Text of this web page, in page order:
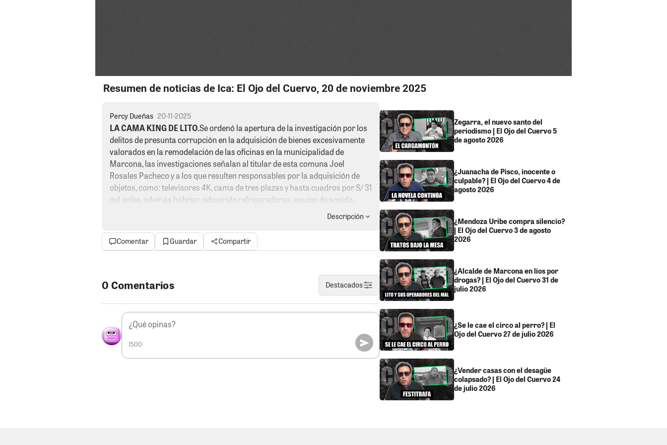
Resumen de noticias de Ica: El Ojo del Cuervo, 20 de noviembre 2025
Percy Dueñas 20-11-2025
LA CAMA KING DE LITO.Se ordenó la apertura de la investigación por los
delitos de presunta corrupción en la adquisición de bienes excesivamente
valorados en la remodelación de las oficinas en la municipalidad de
Marcona, las investigaciones señalan al titular de esta comuna Joel
Rosales Pacheco y a los que resulten responsables por la adquisición de
objetos, como: televisores 4K, cama de tres plazas y hasta cuadros por S/ 31
mil soles, además habrían adquirido refrigeradoras, equipo de sonido,
colchón KING ZISE, basureros con sensor, macetas, sobrevaloradas. En fin
el conchudo protector del ociosologo dueño de la página troll “Marcona
protesta” quería vivir a cuerpo de rey con la plata del estado, ¡qué buena
raza!
Washington Sotelo quien ya estaba en funciones pero aún faltaba este acto
simbólico. El ex consejero Chinchano tiene toda la confianza del
Gobernador a diferencia de su antesora quien le quizo dar golpe de estado
al Tío Rocky apoyando una patraña donde ella fue la tonta útil y perdió por
goleada. Este acto desleal debe servir como ejemplo para aquellos políticos
con hambre de poder. No siempre el mal triunfa en política.
Descripción
Comentar Guardar Compartir
0 Comentarios Destacados
1500
Zegarra, el nuevo santo del
periodismo | El Ojo del Cuervo 5
de agosto 2026
¿Juanacha de Pisco, inocente o
culpable? | El Ojo del Cuervo 4 de
agosto 2026
¿Mendoza Uribe compra silencio?
| El Ojo del Cuervo 3 de agosto
2026
¿Alcalde de Marcona en líos por
drogas? | El Ojo del Cuervo 31 de
julio 2026
¿Se le cae el circo al perro? | El
Ojo del Cuervo 27 de julio 2026
¿Vender casas con el desagüe
colapsado? | El Ojo del Cuervo 24
de julio 2026